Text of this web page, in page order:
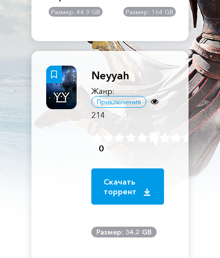
Размер: 44.9 GB Размер: 164 GB
Neyyah
Жанр:
Приключения
214
0
Скачать
торрент
Размер: 34.2 GB